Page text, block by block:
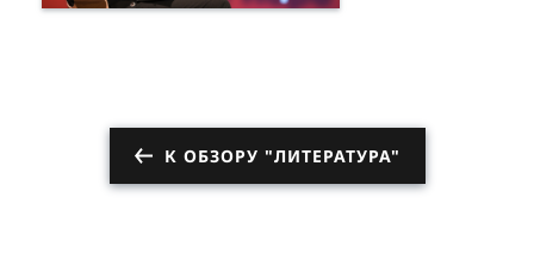
К ОБЗОРУ "ЛИТЕРАТУРА"